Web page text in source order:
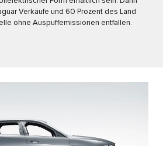
Verkäufe und 60 Prozent des Land
ohne Auspuffemissionen entfallen.